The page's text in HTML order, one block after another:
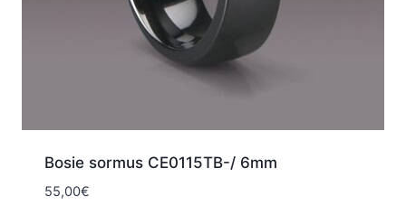
Bosie sormus CE0115TB-/ 6mm
55,00€